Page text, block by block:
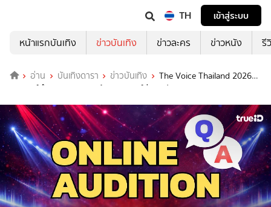
TH
เข้าสู่ระบบ
หน้าแรกบันเทิง
ข่าวบันเทิง ข่าวละคร ข่าวหนัง รี
อ่าน บันเทิงดารา ข่าวบันเทิง
The Voice Thailand 2026
รวมลิสต์คำถามยอดฮิต พร้อมแจกลิงก์ส่งคลิป Online Audition